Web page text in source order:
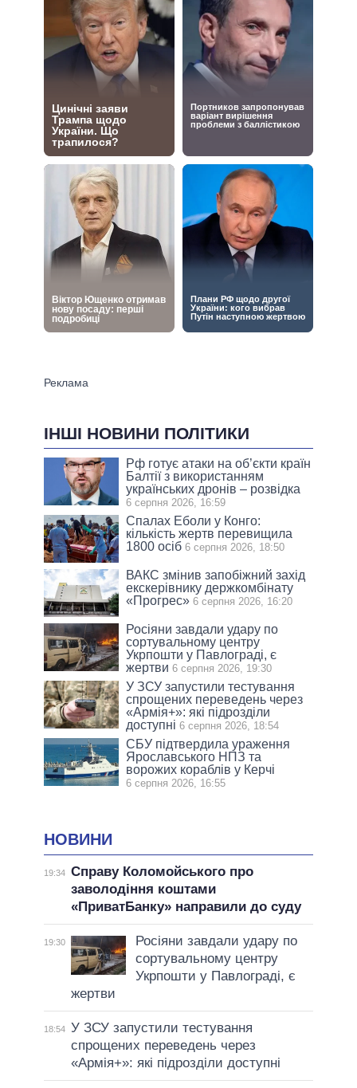
ІНШІ НОВИНИ ПОЛІТИКИ
Рф готує атаки на об’єкти країн
Балтії з використанням
українських дронів – розвідка
6 серпня 2026, 16:59
Спалах Еболи у Конго:
кількість жертв перевищила
1800 осіб 6 серпня 2026, 18:50
ВАКС змінив запобіжний захід
екскерівнику держкомбінату
«Прогрес» 6 серпня 2026, 16:20
Росіяни завдали удару по
сортувальному центру
Укрпошти у Павлограді, є
жертви 6 серпня 2026, 19:30
У ЗСУ запустили тестування
спрощених переведень через
«Армія+»: які підрозділи
доступні 6 серпня 2026, 18:54
СБУ підтвердила ураження
Ярославського НПЗ та
ворожих кораблів у Керчі
6 серпня 2026, 16:55
НОВИНИ
19:34 Справу Коломойського про
заволодіння коштами
«ПриватБанку» направили до суду
19:30
Росіяни завдали удару по
сортувальному центру
Укрпошти у Павлограді, є
жертви
18:54 У ЗСУ запустили тестування
спрощених переведень через
«Армія+»: які підрозділи доступні